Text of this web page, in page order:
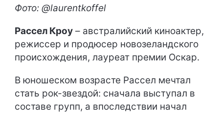
Фото: @laurentkoffel
Рассел Кроу – австралийский киноактер,
режиссер и продюсер новозеландского
происхождения, лауреат премии Оскар.
В юношеском возрасте Рассел мечтал
стать рок-звездой: сначала выступал в
составе групп, а впоследствии начал